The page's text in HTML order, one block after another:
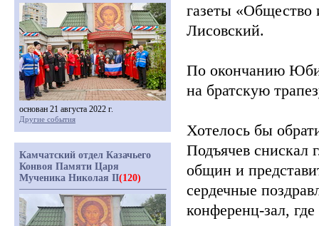
газеты «Общество
Лисовский.
По окончанию
на братскую
Хотелось бы
Подъячев снискал
общин и
сердечные
конференц-зал,
основан 21 августа 2022 г.
Другие события
Камчатский отдел Казачьего
Конвоя Памяти Царя
Мученика Николая II(120)